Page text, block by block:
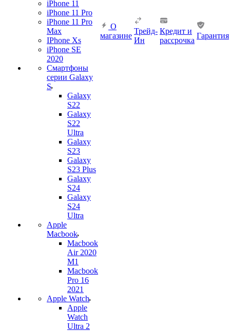
iPhone 11
iPhone 11 Pro
iPhone 11 Pro
Max
IPhone Xs
iPhone SE
2020
Смартфоны
серии Galaxy
S
Galaxy
S22
Galaxy
S22
Ultra
Galaxy
S23
Galaxy
S23 Plus
Galaxy
S24
Galaxy
S24
Ultra
Apple
Macbook
Macbook
Air 2020
M1
Macbook
Pro 16
2021
Apple Watch
Apple
Watch
Ultra 2
О
магазине
Трейд-
Ин
Кредит и
рассрочка
Гарантия